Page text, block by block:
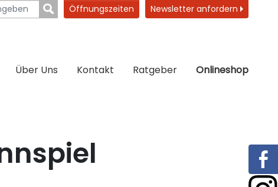
Öffnungszeiten Newsletter anfordern
Über Uns Kontakt Ratgeber Onlineshop